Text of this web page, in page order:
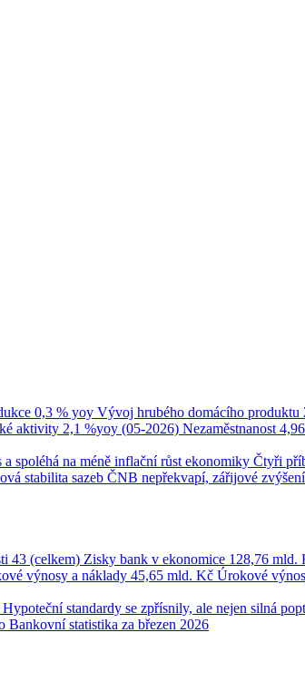
0,3 % yoy Vývoj hrubého domácího produktu
aktivity 2,1 %yoy (05-2026) Nezaměstnanost
spoléhá na méně inflační růst ekonomiky Čtyři
stabilita sazeb ČNB nepřekvapí, zářijové
43 (celkem) Zisky bank v ekonomice 128,76 mld.
výnosy a náklady 45,65 mld. Kč Úrokové
Hypoteční standardy se zpřísnily, ale nejen silná
Bankovní statistika za březen 2026